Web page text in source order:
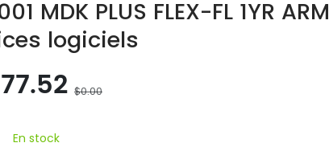
MDK PLUS FLEX-FL 1YR ARM
logiciels
$0.00
En stock